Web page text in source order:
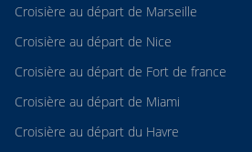
Croisière au départ de Marseille
Croisière au départ de Nice
Croisière au départ de Fort de france
Croisière au départ de Miami
Croisière au départ du Havre